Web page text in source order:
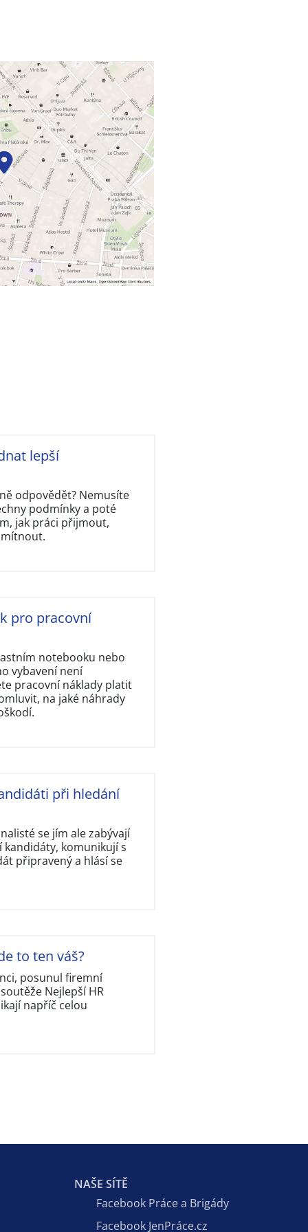
lepší
odpovědět? Nemusíte
podmínky a poté
jak práci přijmout,
pro pracovní
notebooku nebo
vybavení není
pracovní náklady platit
na jaké náhrady
při hledání
se jím ale zabývají
komunikují s
připravený a hlásí se
to ten váš?
posunul firemní
Nejlepší HR
napříč celou
NAŠE SÍTĚ
Facebook Práce a Brigády
Facebook JenPráce.cz